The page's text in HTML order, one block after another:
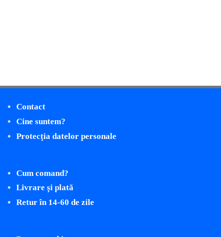
Contact
Cine suntem?
Protecţia datelor personale
Cum comand?
Livrare şi plată
Retur în 14-60 de zile